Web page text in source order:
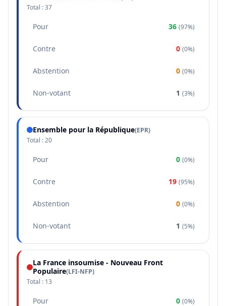
Total :37
Pour 36 (97%)
Contre 0 (0%)
Abstention 0 (0%)
Non-votant 1 (3%)
Ensemble pour la République(EPR)
Total :20
Pour 0 (0%)
Contre 19 (95%)
Abstention 0 (0%)
Non-votant 1 (5%)
La France insoumise - Nouveau Front
Populaire(LFI-NFP)
Total : 13
Pour 0 (0%)